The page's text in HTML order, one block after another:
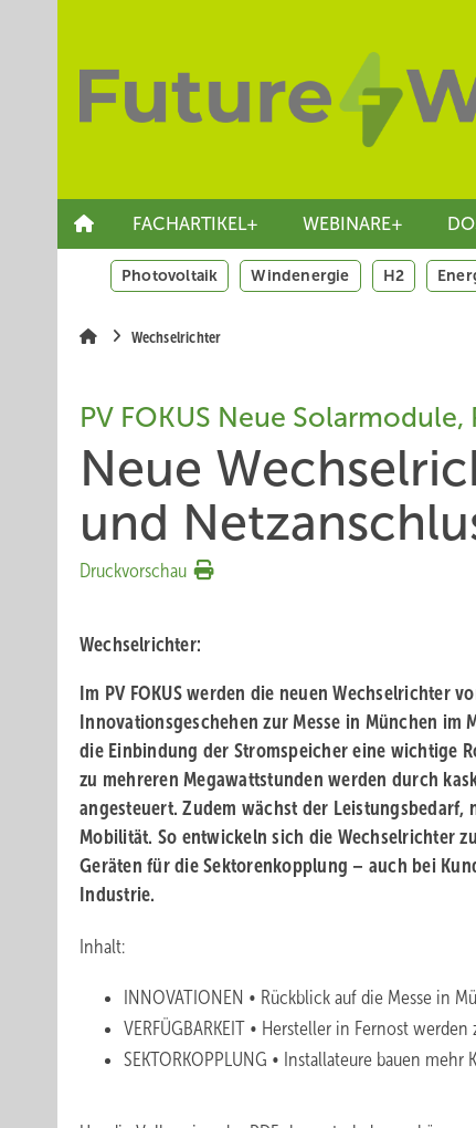
FACHARTIKEL+ WEBINARE+
Photovoltaik Windenergie H2
Wechselrichter
PV FOKUS Neue Solarmodule,
Neue
und
Druckvorschau
Wechselrichter:
Im PV FOKUS werden die neuen Wechselrichter
Innovationsgeschehen zur Messe in München im
die Einbindung der Stromspeicher eine wichtige
zu mehreren Megawattstunden werden durch
angesteuert. Zudem wächst der Leistungsbedarf,
Mobilität. So entwickeln sich die Wechselrichter
Geräten für die Sektorenkopplung – auch bei
Industrie.
Inhalt:
INNOVATIONEN • Rückblick auf die Messe in
VERFÜGBARKEIT • Hersteller in Fernost
SEKTORKOPPLUNG • Installateure bauen mehr